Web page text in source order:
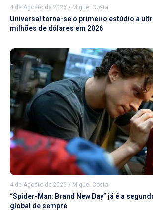
4 de Agosto de 2026 / Miguel Costa
Universal torna-se o primeiro estúdio a
milhões de dólares em 2026
4 de Agosto de 2026 / Miguel Costa
“Spider-Man: Brand New Day” já é a
global de sempre